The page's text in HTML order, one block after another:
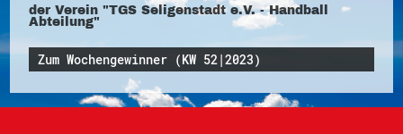
der Verein "TGS Seligenstadt e.V. - Handball
Abteilung"
Zum Wochengewinner (KW 52|2023)